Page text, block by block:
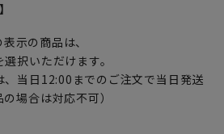
表示の商品は、
択いただけます。
、当日12:00までのご注文で当日発送
場合は対応不可）